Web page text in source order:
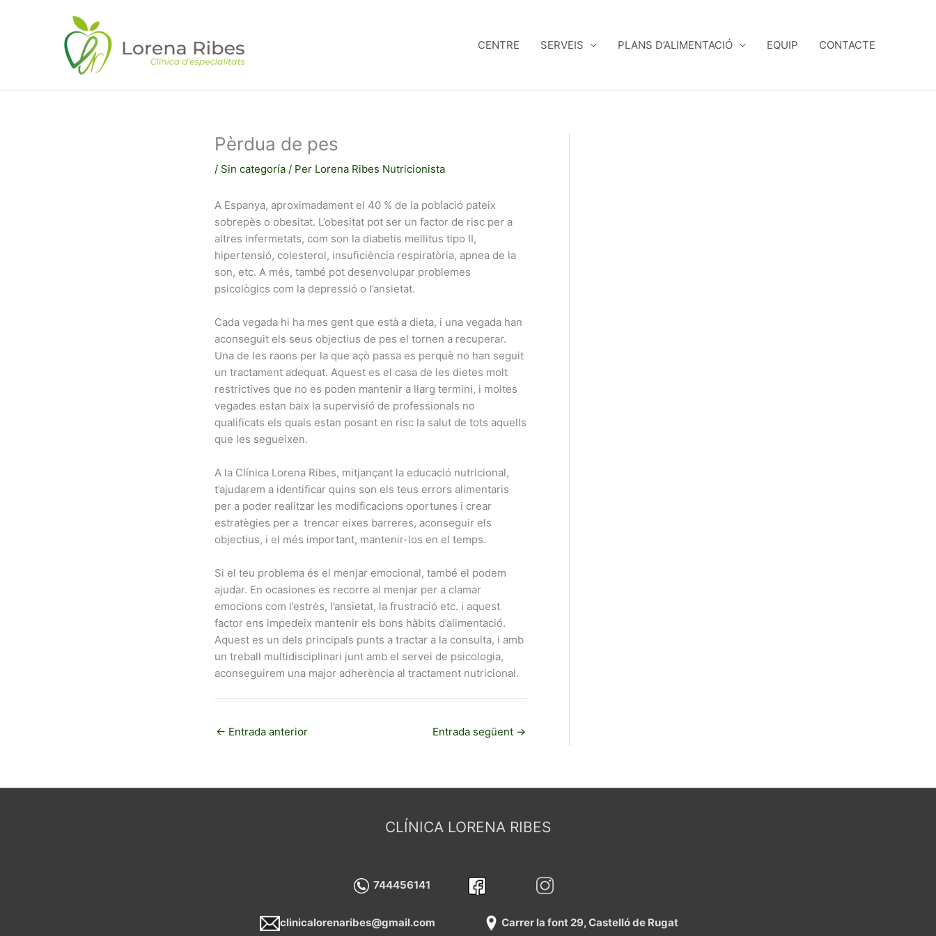
CENTRE SERVEIS PLANS D’ALIMENTACIÓ EQUIP CONTACTE
Pèrdua de pes
/ Sin categoría / Per Lorena Ribes Nutricionista
A Espanya, aproximadament el 40 % de la població pateix
sobrepès o obesitat. L’obesitat pot ser un factor de risc per a
altres infermetats, com son la diabetis mellitus tipo II,
hipertensió, colesterol, insuficiència respiratòria, apnea de la
son, etc. A més, també pot desenvolupar problemes
psicològics com la depressió o l’ansietat.
Cada vegada hi ha mes gent que està a dieta, i una vegada han
aconseguit els seus objectius de pes el tornen a recuperar.
Una de les raons per la que açò passa es perquè no han seguit
un tractament adequat. Aquest es el casa de les dietes molt
restrictives que no es poden mantenir a llarg termini, i moltes
vegades estan baix la supervisió de professionals no
qualificats els quals estan posant en risc la salut de tots aquells
que les segueixen.
A la Clínica Lorena Ribes, mitjançant la educació nutricional,
t’ajudarem a identificar quins son els teus errors alimentaris
per a poder realitzar les modificacions oportunes i crear
estratègies per a trencar eixes barreres, aconseguir els
objectius, i el més important, mantenir-los en el temps.
Si el teu problema és el menjar emocional, també el podem
ajudar. En ocasiones es recorre al menjar per a clamar
emocions com l’estrès, l’ansietat, la frustració etc. i aquest
factor ens impedeix mantenir els bons hàbits d’alimentació.
Aquest es un dels principals punts a tractar a la consulta, i amb
un treball multidisciplinari junt amb el servei de psicologia,
aconseguirem una major adherència al tractament nutricional.
← Entrada anterior Entrada següent →
CLÍNICA LORENA RIBES
744456141
clinicalorenaribes@gmail.com Carrer la font 29, Castelló de Rugat